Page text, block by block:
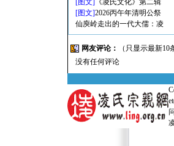
[图文] 《凌氏文化》第二辑
[图文]2026丙午年清明公祭
仙庾岭走出的一代大儒：凌
网友评论：
（只显示最新
没有任何评论